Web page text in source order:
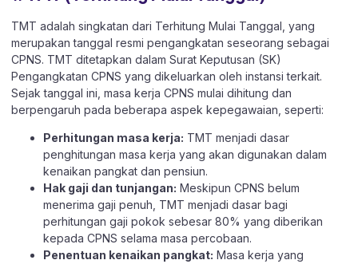
TMT adalah singkatan dari Terhitung Mulai Tanggal, yang
merupakan tanggal resmi pengangkatan seseorang sebagai
CPNS. TMT ditetapkan dalam Surat Keputusan (SK)
Pengangkatan CPNS yang dikeluarkan oleh instansi terkait.
Sejak tanggal ini, masa kerja CPNS mulai dihitung dan
berpengaruh pada beberapa aspek kepegawaian, seperti:
Perhitungan masa kerja: TMT menjadi dasar
penghitungan masa kerja yang akan digunakan dalam
kenaikan pangkat dan pensiun.
Hak gaji dan tunjangan: Meskipun CPNS belum
menerima gaji penuh, TMT menjadi dasar bagi
perhitungan gaji pokok sebesar 80% yang diberikan
kepada CPNS selama masa percobaan.
Penentuan kenaikan pangkat: Masa kerja yang